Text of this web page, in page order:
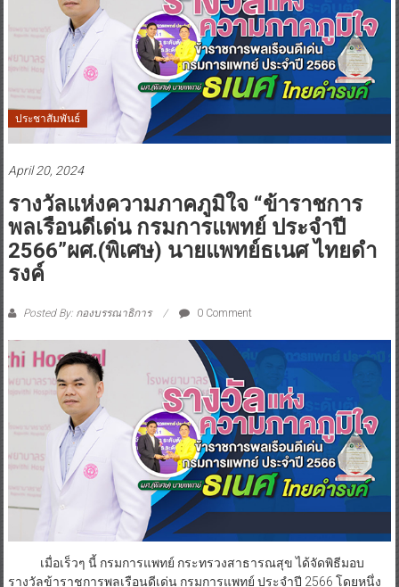
ประชาสัมพันธ์
April 20, 2024
รางวัลแห่งความภาคภูมิใจ “ข้าราชการ
พลเรือนดีเด่น กรมการแพทย์ ประจำปี
2566”ผศ.(พิเศษ) นายแพทย์ธเนศ ไทยดำ
รงค์
Posted By: กองบรรณาธิการ 0 Comment
เมื่อเร็วๆ นี้ กรมการแพทย์ กระทรวงสาธารณสุข ได้จัดพิธีมอบ
รางวัลข้าราชการพลเรือนดีเด่น กรมการแพทย์ ประจำปี 2566 โดยหนึ่ง